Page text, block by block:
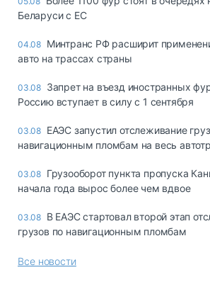
Беларуси с ЕС
04.08 Минтранс РФ расширит
авто на трассах страны
03.08 Запрет на въезд иностранных
Россию вступает в силу с 1 сентября
03.08 ЕАЭС запустил отслеживание
навигационным пломбам на весь
03.08 Грузооборот пункта пропуска
начала года вырос более чем вдвое
03.08 В ЕАЭС стартовал второй этап
грузов по навигационным пломбам
Все новости